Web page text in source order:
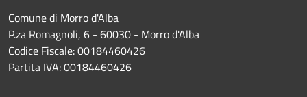
Comune di Morro d'Alba
P.za Romagnoli, 6 - 60030 - Morro d'Alba
Codice Fiscale: 00184460426
Partita IVA: 00184460426